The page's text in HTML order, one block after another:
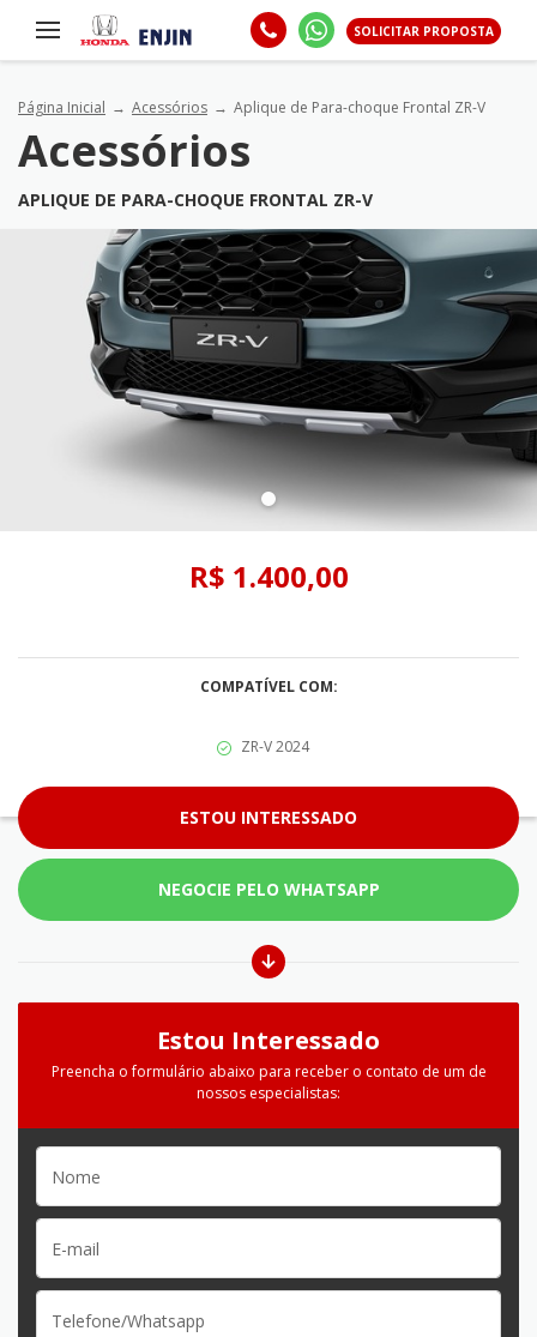
SOLICITAR PROPOSTA
Página Inicial Acessórios Aplique de Para-choque Frontal ZR-V
Acessórios
APLIQUE DE PARA-CHOQUE FRONTAL ZR-V
R$ 1.400,00
COMPATÍVEL COM:
ZR-V 2024
ESTOU INTERESSADO
NEGOCIE PELO WHATSAPP
Estou Interessado
Preencha o formulário abaixo para receber o contato de um de
nossos especialistas: